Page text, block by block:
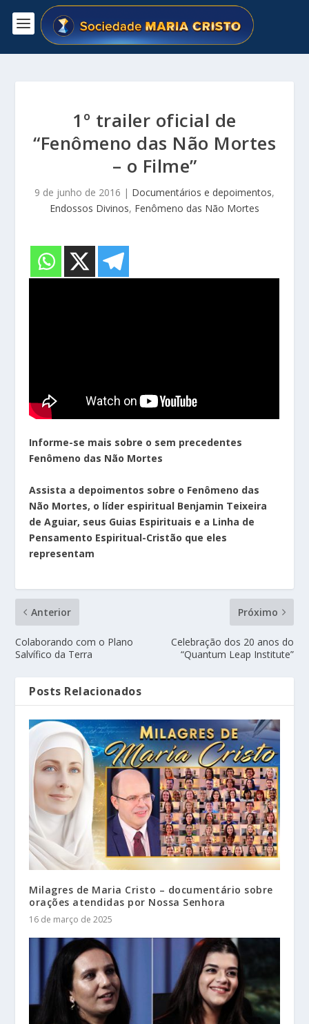
1º trailer oficial de
“Fenômeno das Não Mortes
– o Filme”
9 de junho de 2016 | Documentários e depoimentos,
Endossos Divinos, Fenômeno das Não Mortes
Informe-se mais sobre o sem precedentes
Fenômeno das Não Mortes
Assista a depoimentos sobre o Fenômeno das
Não Mortes, o líder espiritual Benjamin Teixeira
de Aguiar, seus Guias Espirituais e a Linha de
Pensamento Espiritual-Cristão que eles
representam
Anterior
Colaborando com o Plano
Salvífico da Terra
Próximo
Celebração dos 20 anos do
“Quantum Leap Institute”
Posts Relacionados
Milagres de Maria Cristo – documentário sobre
orações atendidas por Nossa Senhora
16 de março de 2025